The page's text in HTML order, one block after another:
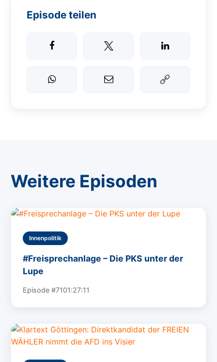
Episode teilen
Weitere Episoden
Innenpolitik
#Freisprechanlage – Die PKS unter der
Lupe
Episode #7101:27:11